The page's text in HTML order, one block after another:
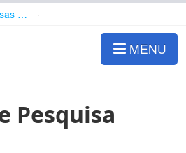
Bolsas e Auxílios Vigentes
MENU
Pesquisa